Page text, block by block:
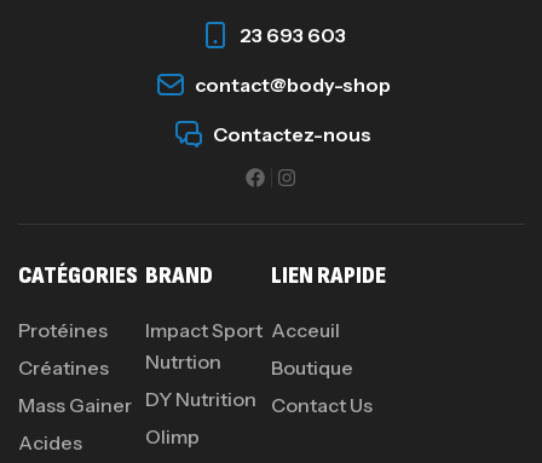
23 693 603
contact@body-shop
Contactez-nous
CATÉGORIES
Protéines
Créatines
Mass Gainer
Acides
BRAND
Impact Sport
Nutrtion
DY Nutrition
Olimp
LIEN RAPIDE
Acceuil
Boutique
Contact Us